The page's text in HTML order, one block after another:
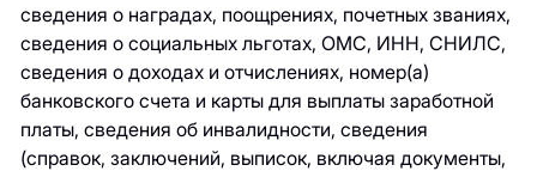
сведения о наградах, поощрениях, почетных званиях,
сведения о социальных льготах, ОМС, ИНН, СНИЛС,
сведения о доходах и отчислениях, номер(а)
банковского счета и карты для выплаты заработной
платы, сведения об инвалидности, сведения
(справок, заключений, выписок, включая документы,